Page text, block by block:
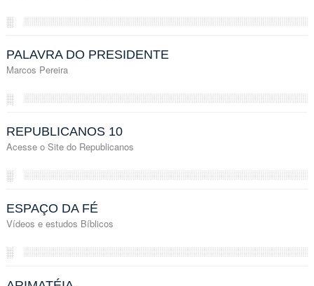
░
PALAVRA DO PRESIDENTE
Marcos Pereira
░
REPUBLICANOS 10
Acesse o Site do Republicanos
░
ESPAÇO DA FÉ
Vídeos e estudos Bíblicos
░